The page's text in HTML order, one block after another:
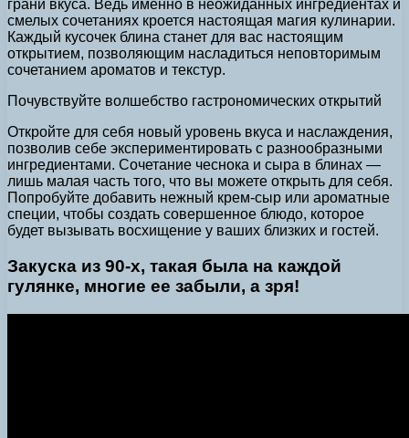
грани вкуса. Ведь именно в неожиданных ингредиентах и
смелых сочетаниях кроется настоящая магия кулинарии.
Каждый кусочек блина станет для вас настоящим
открытием, позволяющим насладиться неповторимым
сочетанием ароматов и текстур.
Почувствуйте волшебство гастрономических открытий
Откройте для себя новый уровень вкуса и наслаждения,
позволив себе экспериментировать с разнообразными
ингредиентами. Сочетание чеснока и сыра в блинах —
лишь малая часть того, что вы можете открыть для себя.
Попробуйте добавить нежный крем-сыр или ароматные
специи, чтобы создать совершенное блюдо, которое
будет вызывать восхищение у ваших близких и гостей.
Закуска из 90-х, такая была на каждой
гулянке, многие ее забыли, а зря!